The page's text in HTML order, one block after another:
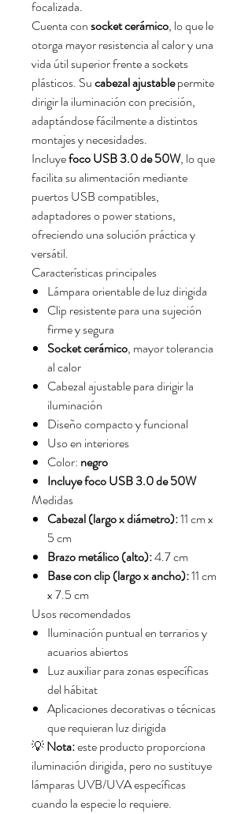
focalizada.
Cuenta consocket cerámico, lo que le
otorga mayor resistencia al calor y una
vida útil superior frente a sockets
plásticos. Sucabezal ajustablepermite
dirigir la iluminación con precisión,
adaptándose fácilmente a distintos
montajes y necesidades.
Incluyefoco USB 3.0 de 50W, lo que
facilita su alimentación mediante
puertos USB compatibles,
adaptadores o power stations,
ofreciendo una solución práctica y
versátil.
Características principales
Lámpara orientable de luz dirigida
Clip resistente para una sujeción
firme y segura
Socket cerámico, mayor tolerancia
al calor
Cabezal ajustable para dirigir la
iluminación
Diseño compacto y funcional
Uso en interiores
Color: negro
Incluye foco USB 3.0 de 50W
Medidas
Cabezal (largo x diámetro):11 cm x
5 cm
Brazo metálico (alto):4.7 cm
Base con clip (largo x ancho):11 cm
x 7.5 cm
Usos recomendados
Iluminación puntual en terrarios y
acuarios abiertos
Luz auxiliar para zonas específicas
del hábitat
Aplicaciones decorativas o técnicas
que requieran luz dirigida
💡Nota:este producto proporciona
iluminación dirigida, pero no sustituye
lámparas UVB/UVA específicas
cuando la especie lo requiere.